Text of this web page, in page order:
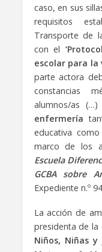
caso, en sus
requisitos
Transporte de
con el
escolar para la
parte actora
constancias
alumnos/as (…)
enfermería
educativa
marco de los
Escuela
GCBA sobre
Expediente n.º
La acción de
presidenta de
Niños, Niñas y